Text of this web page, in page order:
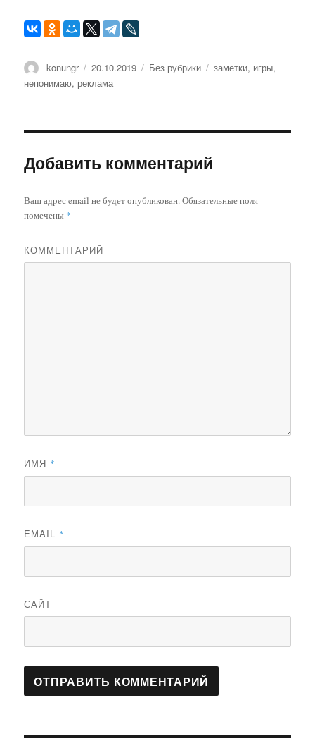
Автор
konungr Опубликовано
20.10.2019 Рубрики
Без рубрики Метки
заметки, игры,
непонимаю, реклама
Добавить комментарий
Ваш адрес email не будет опубликован.Обязательные поля
помечены *
КОММЕНТАРИЙ
ИМЯ *
EMAIL *
САЙТ